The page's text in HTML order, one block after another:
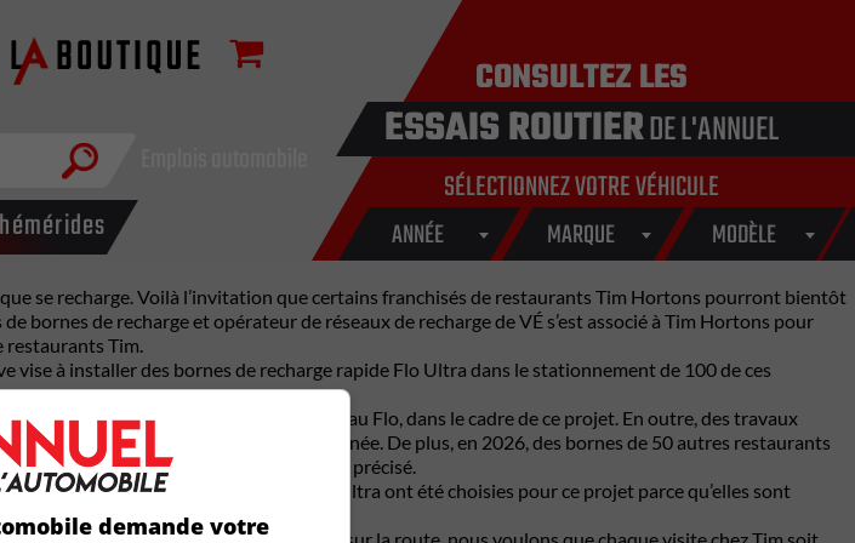
CONSULTEZ LES
ESSAIS ROUTIERDE L'ANNUEL
SÉLECTIONNEZ VOTRE VÉHICULE
ANNÉE MARQUE MODÈLE
se recharge. Voilà l’invitation que certains franchisés de restaurants Tim Hortons pourront bientôt
bornes de recharge et opérateur de réseaux de recharge de VÉ s’est associé à Tim Hortons pour
restaurants Tim.
à installer des bornes de recharge rapide Flo Ultra dans le stationnement de 100 de ces
à mettre en service une borne du réseau Flo, dans le cadre de ce projet. En outre, des travaux
être terminés d’ici la fin de l’année. De plus, en 2026, des bornes de 50 autres restaurants
99 autres bornes n’a toutefois pas été précisé.
de recharge rapide. Les bornes Flo Ultra ont été choisies pour ce projet parce qu’elles sont
les meilleures conditions).
demande votre